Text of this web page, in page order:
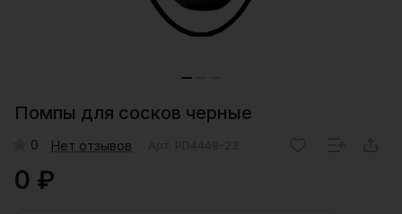
Помпы для сосков черные
0 Нет отзывов
0 ₽